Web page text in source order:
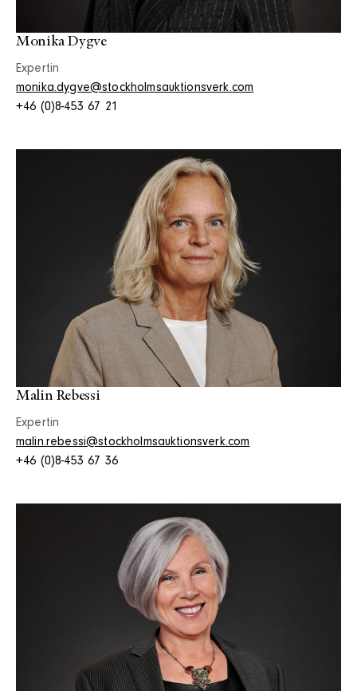
Monika Dygve
Expertin
monika.dygve@stockholmsauktionsverk.com
+46 (0)8-453 67 21
Malin Rebessi
Expertin
malin.rebessi@stockholmsauktionsverk.com
+46 (0)8-453 67 36